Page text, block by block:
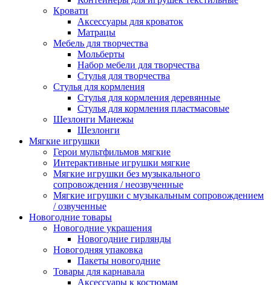
Кровати
Аксессуары для кроваток
Матрацы
Мебель для творчества
Мольберты
Набор мебели для творчества
Стулья для творчества
Стулья для кормления
Стулья для кормления деревянные
Стулья для кормления пластмасовые
Шезлонги Манежы
Шезлонги
Мягкие игрушки
Герои мультфильмов мягкие
Интерактивные игрушки мягкие
Мягкие игрушки без музыкального
сопровождения / неозвученные
Мягкие игрушки с музыкальным сопровождением
/ озвученные
Новогодние товары
Новогодние украшения
Новогодние гирлянды
Новогодняя упаковка
Пакеты новогодние
Товары для карнавала
Аксессуары к костюмам